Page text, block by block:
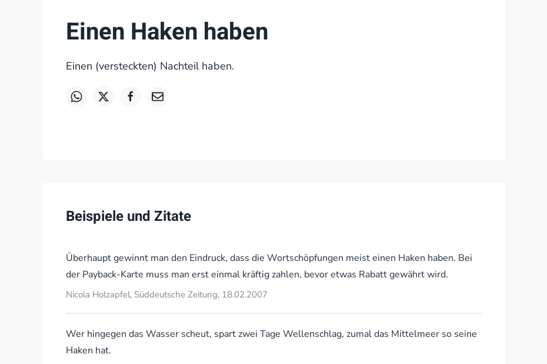
Einen Haken haben
Einen (versteckten) Nachteil haben.
Beispiele und Zitate
Überhaupt gewinnt man den Eindruck, dass die Wortschöpfungen meist einen Haken haben. Bei
der Payback-Karte muss man erst einmal kräftig zahlen, bevor etwas Rabatt gewährt wird.
Nicola Holzapfel, Süddeutsche Zeitung, 18.02.2007
Wer hingegen das Wasser scheut, spart zwei Tage Wellenschlag, zumal das Mittelmeer so seine
Haken hat.